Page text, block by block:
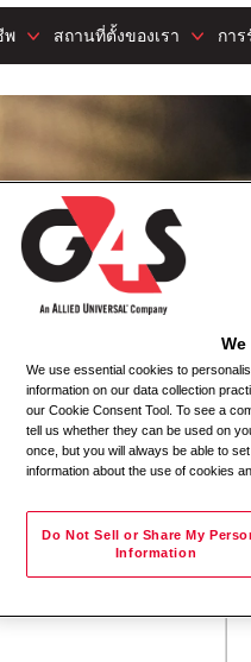
พ สถานที่ตั้งของเรา กา
We use essential cookies to
information on our data collection
our Cookie Consent Tool. To see a
tell us whether they can be used on
once, but you will always be able to
information about the use of cookies
Do Not Sell or Share My
Information